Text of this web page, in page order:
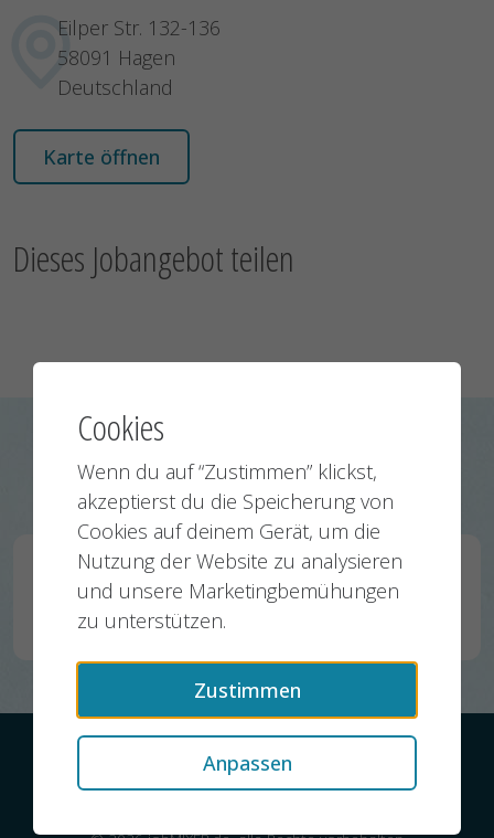
Eilper Str. 132-136
58091 Hagen
Deutschland
Karte öffnen
Dieses Jobangebot teilen
Mehr Stellenanzeigen von
Wirtschaftsbetrieb Hagen AöR:
Konstruktionsmechaniker*in/ Metallbauer*in (w/m/d)
Hagen 28.04.2026
Cookies
Wenn du auf “Zustimmen” klickst,
akzeptierst du die Speicherung von
Cookies auf deinem Gerät, um die
Nutzung der Website zu analysieren
und unsere Marketingbemühungen
zu unterstützen.
Zustimmen
Anpassen